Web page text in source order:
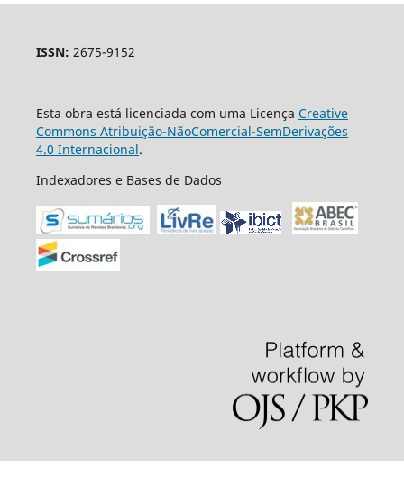
ISSN: 2675-9152
Esta obra está licenciada com uma Licença Creative
Commons Atribuição-NãoComercial-SemDerivações
4.0 Internacional.
Indexadores e Bases de Dados